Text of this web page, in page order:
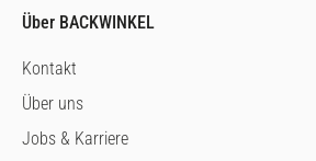
Über BACKWINKEL
Kontakt
Über uns
Jobs & Karriere